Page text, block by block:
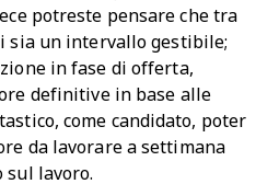
potreste pensare che tra
sia un intervallo gestibile;
in fase di offerta,
definitive in base alle
come candidato, poter
da lavorare a settimana
sul lavoro.